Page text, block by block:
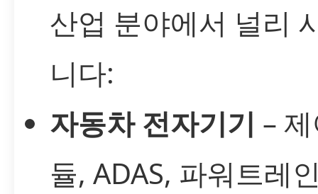
산업 분야에서 널리
니다:
자동차 전자기기 –
듈, ADAS, 파워트레